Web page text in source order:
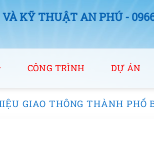
VÀ KỸ THUẬT AN PHÚ -
CÔNG TRÌNH DỰ ÁN
GIAO THÔNG THÀNH PHỐ